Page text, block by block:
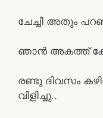
ചേച്ചി അതും
ഞാൻ അകത്ത്
രണ്ടു ദിവസം
വിളിച്ചു..